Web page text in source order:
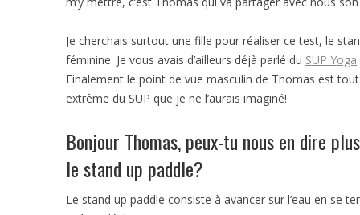
Je cherchais surtout une fille pour réaliser ce test, le
féminine. Je vous avais d’ailleurs déjà parlé du SUP Yoga
Finalement le point de vue masculin de Thomas est
extrême du SUP que je ne l’aurais imaginé!
Bonjour Thomas, peux-tu nous en dire
le stand up paddle?
Le stand up paddle consiste à avancer sur l’eau en se